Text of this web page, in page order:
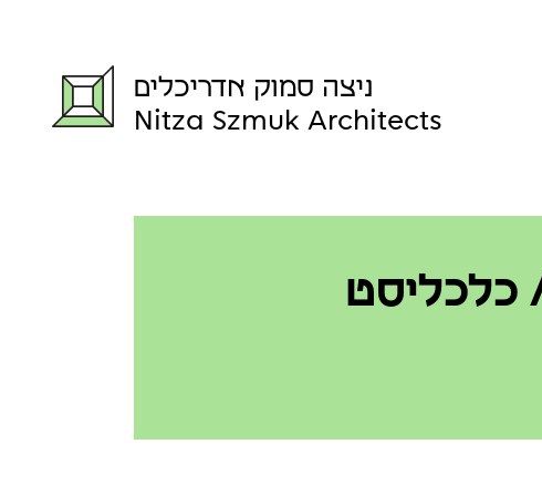
ניצה סמוק אדריכלים
Nitza Szmuk Architects
כלכליסט